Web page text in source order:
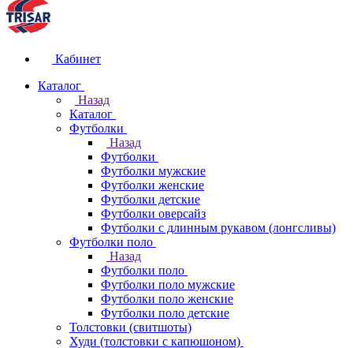
Кабинет
Каталог
Назад
Каталог
Футболки
Назад
Футболки
Футболки мужские
Футболки женские
Футболки детские
Футболки оверсайз
Футболки с длинным рукавом (лонгсливы)
Футболки поло
Назад
Футболки поло
Футболки поло мужские
Футболки поло женские
Футболки поло детские
Толстовки (свитшоты)
Худи (толстовки с капюшоном)